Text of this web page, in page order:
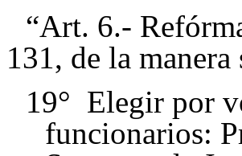
“Art. 6.-
131, de la
19° Elegir por
funcionarios: